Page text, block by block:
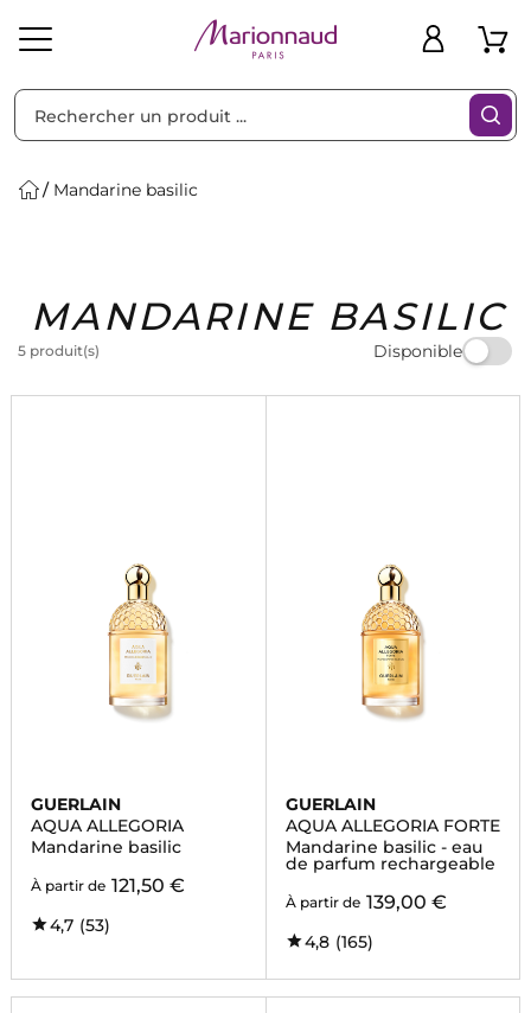
Solaire Homme Marques Idées
Cadeaux
Bons
Plans
Mandarine basilic
MANDARINE BASILIC
5 produit(s) Disponible
Filtres
GUERLAIN
AQUA ALLEGORIA
Mandarine basilic
À partir de 121,50 €
4,7 (53)
GUERLAIN
AQUA ALLEGORIA FORTE
Mandarine basilic - eau
de parfum rechargeable
À partir de 139,00 €
4,8 (165)